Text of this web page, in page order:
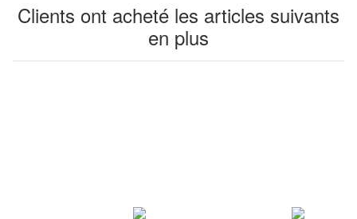
Clients ont acheté les articles suivants
en plus